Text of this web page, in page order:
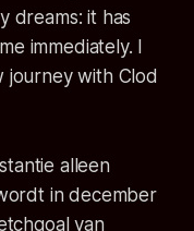
dreams: it has
immediately. I
journey with Clod
alleen
in december
van